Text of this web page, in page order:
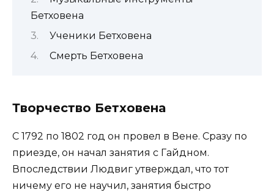
Бетховена
Ученики Бетховена
Смерть Бетховена
Творчество Бетховена
С 1792 по 1802 год он провел в Вене. Сразу по
приезде, он начал занятия с Гайдном.
Впоследствии Людвиг утверждал, что тот
ничему его не научил, занятия быстро